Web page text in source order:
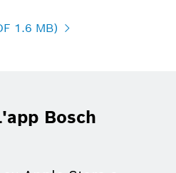
1.6 MB)
Bosch